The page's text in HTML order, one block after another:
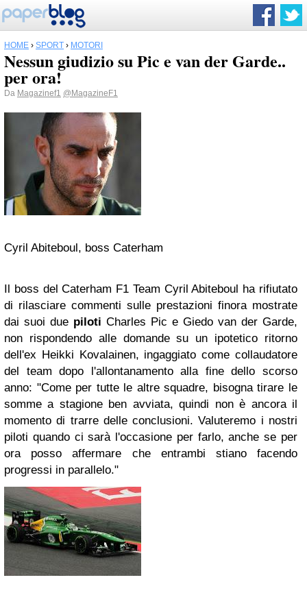
HOME › SPORT › MOTORI
Nessun giudizio su Pic e van der Garde..
per ora!
Da Magazinef1 @MagazineF1
Cyril Abiteboul, boss Caterham
Il boss del Caterham F1 Team Cyril Abiteboul ha rifiutato
di rilasciare commenti sulle prestazioni finora mostrate
dai suoi due piloti Charles Pic e Giedo van der Garde,
non rispondendo alle domande su un ipotetico ritorno
dell'ex Heikki Kovalainen, ingaggiato come collaudatore
del team dopo l'allontanamento alla fine dello scorso
anno: "Come per tutte le altre squadre, bisogna tirare le
somme a stagione ben avviata, quindi non è ancora il
momento di trarre delle conclusioni. Valuteremo i nostri
piloti quando ci sarà l'occasione per farlo, anche se per
ora posso affermare che entrambi stiano facendo
progressi in parallelo."